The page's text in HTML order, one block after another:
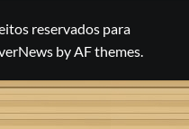
reservados para
by AF themes.